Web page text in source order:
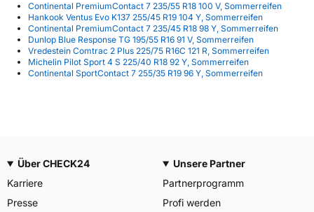
Continental PremiumContact 7 235/55 R18 100 V, Sommerreifen
Hankook Ventus Evo K137 255/45 R19 104 Y, Sommerreifen
Continental PremiumContact 7 235/45 R18 98 Y, Sommerreifen
Dunlop Blue Response TG 195/55 R16 91 V, Sommerreifen
Vredestein Comtrac 2 Plus 225/75 R16C 121 R, Sommerreifen
Michelin Pilot Sport 4 S 225/40 R18 92 Y, Sommerreifen
Continental SportContact 7 255/35 R19 96 Y, Sommerreifen
Über CHECK24
Karriere
Presse
Unsere Partner
Partnerprogramm
Profi werden